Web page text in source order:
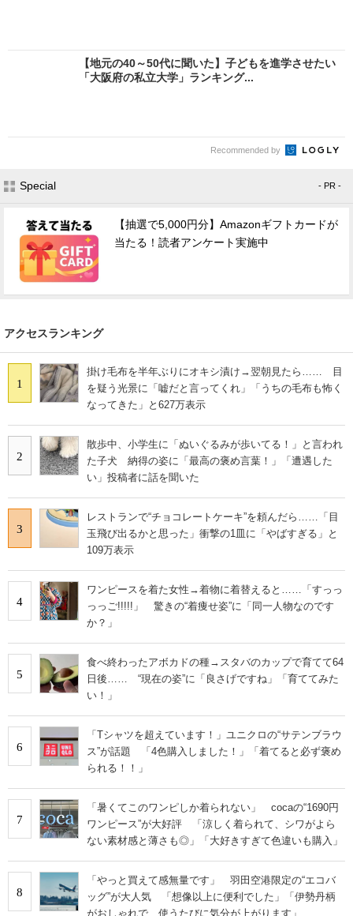
【地元の40～50代に聞いた】子どもを進学させたい
「大阪府の私立大学」ランキング...
Recommended by
Special - PR -
【抽選で5,000円分】Amazonギフトカードが
当たる！読者アンケート実施中
アクセスランキング
1
掛け毛布を半年ぶりにオキシ漬け→翌朝見たら…… 目
を疑う光景に「嘘だと言ってくれ」「うちの毛布も怖く
なってきた」と627万表示
2
散歩中、小学生に「ぬいぐるみが歩いてる！」と言われ
た子犬 納得の姿に「最高の褒め言葉！」「遭遇した
い」投稿者に話を聞いた
3
レストランで“チョコレートケーキ”を頼んだら……「目
玉飛び出るかと思った」衝撃の1皿に「やばすぎる」と
109万表示
4
ワンピースを着た女性→着物に着替えると……「すっっ
っっご!!!!!」 驚きの“着痩せ姿”に「同一人物なのです
か？」
5
食べ終わったアボカドの種→スタバのカップで育てて64
日後…… “現在の姿”に「良さげですね」「育ててみた
い！」
6
「Tシャツを超えています！」ユニクロの“サテンブラウ
ス”が話題 「4色購入しました！」「着てると必ず褒め
られる！！」
7
「暑くてこのワンピしか着られない」 cocaの“1690円
ワンピース”が大好評 「涼しく着られて、シワがよら
ない素材感と薄さも◎」「大好きすぎて色違いも購入」
8
「やっと買えて感無量です」 羽田空港限定の“エコバ
ッグ”が大人気 「想像以上に便利でした」「伊勢丹柄
がおしゃれで、使うたびに気分が上がります」